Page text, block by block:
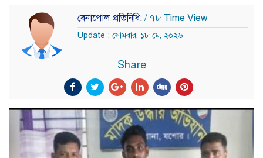
বেনাপোল প্রতিনিধি: / ৭৮ Time View
Update : সোমবার, ১৮ মে, ২০২৬
Share